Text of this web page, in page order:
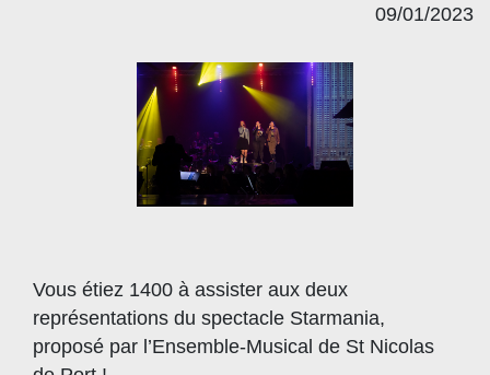
09/01/2023
Vous étiez 1400 à assister aux deux
représentations du spectacle Starmania,
proposé par l’Ensemble-Musical de St Nicolas